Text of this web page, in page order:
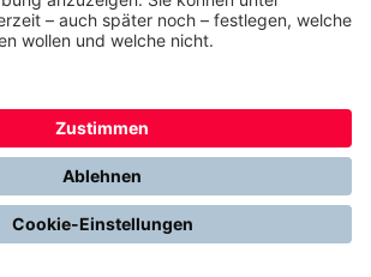
den Gebieten Photovoltaik,
und Energiewende. Wenn Sie
fragen@thermondo.de.
zum Thema